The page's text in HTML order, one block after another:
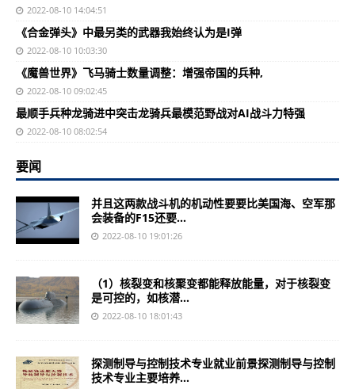
2022-08-10 14:04:51
《合金弹头》中最另类的武器我始终认为是I弹
2022-08-10 10:03:30
《魔兽世界》飞马骑士数量调整：增强帝国的兵种,
2022-08-10 09:02:45
最顺手兵种龙骑进中突击龙骑兵最模范野战对AI战斗力特强
2022-08-10 08:02:54
要闻
并且这两款战斗机的机动性要要比美国海、空军那
会装备的F15还要...
2022-08-10 19:01:26
（1）核裂变和核聚变都能释放能量，对于核裂变
是可控的，如核潜...
2022-08-10 18:01:43
探测制导与控制技术专业就业前景探测制导与控制
技术专业主要培养...